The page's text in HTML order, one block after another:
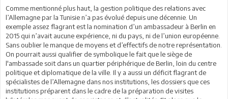
Comme mentionné plus haut, la gestion politique des relations avec
l’Allemagne par la Tunisie n’a pas évolué depuis une décennie. Un
exemple assez flagrant est la nomination d’un ambassadeur à Berlin en
2015 qui n’avait aucune expérience, ni du pays, ni de l’union européenne.
Sans oublier le manque de moyens et d’effectifs de notre représentation.
On pourrait aussi qualifier de symbolique le fait que le siège de
l'ambassade soit dans un quartier périphérique de Berlin, loin du centre
politique et diplomatique de la ville. Il y a aussi un déficit flagrant de
spécialistes de l’Allemagne dans nos institutions, les dossiers que ces
institutions préparent dans le cadre de la préparation de visites